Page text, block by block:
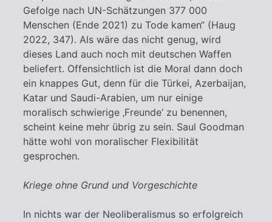
Gefolge nach UN-Schätzungen 377 000
Menschen (Ende 2021) zu Tode kamen“ (Haug
2022, 347). Als wäre das nicht genug, wird
dieses Land auch noch mit deutschen Waffen
beliefert. Offensichtlich ist die Moral dann doch
ein knappes Gut, denn für die Türkei, Azerbaijan,
Katar und Saudi-Arabien, um nur einige
moralisch schwierige ‚Freunde‘ zu benennen,
scheint keine mehr übrig zu sein. Saul Goodman
hätte wohl von moralischer Flexibilität
gesprochen.
Kriege ohne Grund und Vorgeschichte
In nichts war der Neoliberalismus so erfolgreich